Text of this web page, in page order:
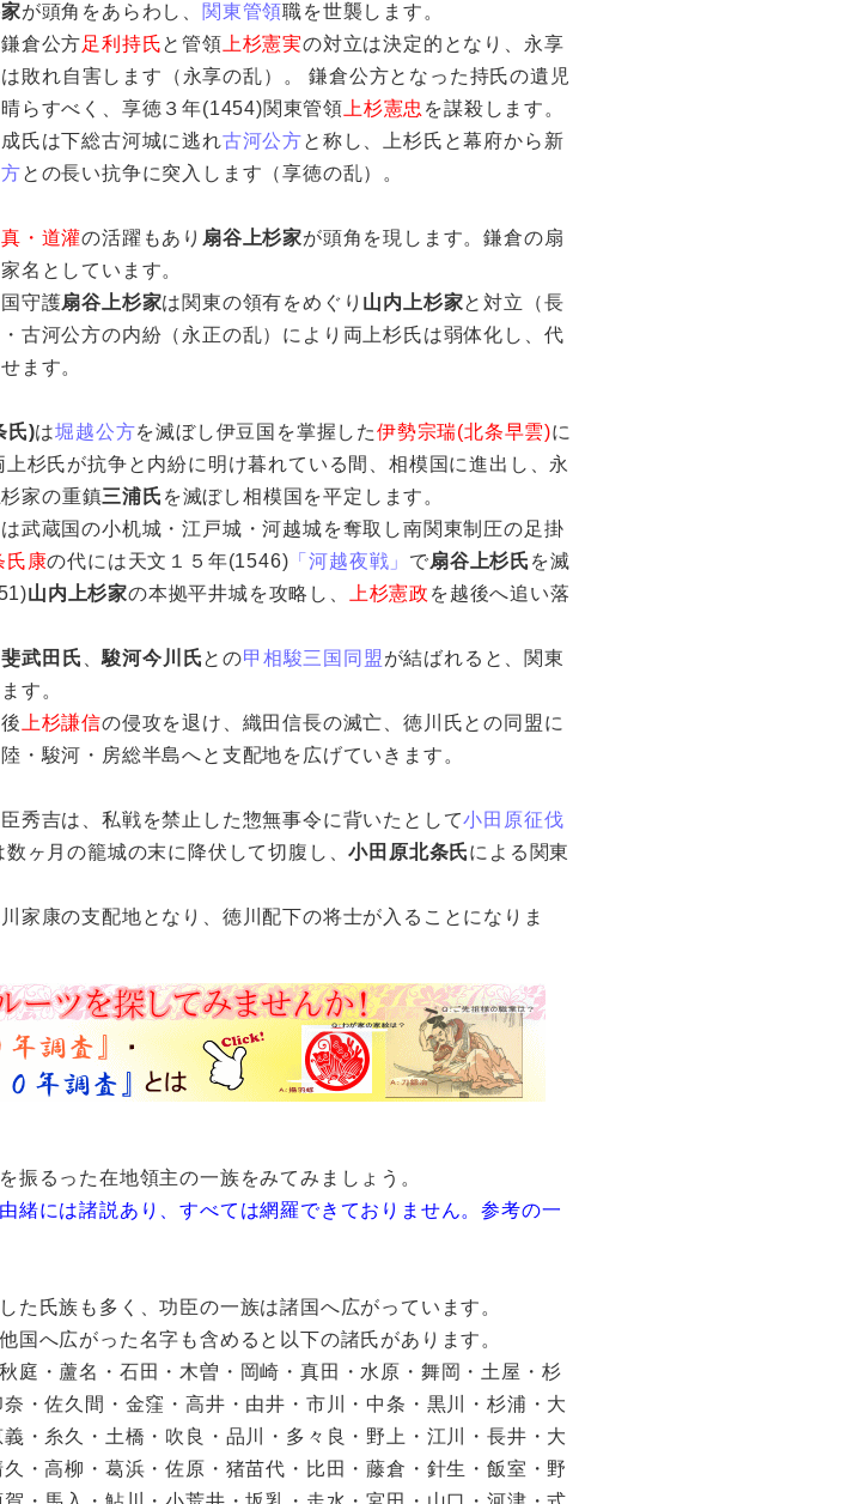
が頭角をあらわし、 関東管領職を世襲します。
倉公方足利持氏と管領 上杉憲実の対立は決定的となり、永享
敗れ自害します（永享の乱）。 鎌倉公方となった持氏の遺児
らすべく、享徳３年(1454)関東管領 上杉憲忠 を謀殺します。
氏は下総古河城に逃れ古河公方と称し、上杉氏と幕府から新
との長い抗争に突入します（享徳の乱）。
・道灌の活躍もあり 扇谷上杉家が頭角を現します。鎌倉の扇
名としています。
守護扇谷上杉家は関東の領有をめぐり 山内上杉家と対立（長
古河公方の内紛（永正の乱）により両上杉氏は弱体化し、代
ます。
氏)は堀越公方を滅ぼし伊豆国を掌握した伊勢宗瑞(北条早雲)に
杉氏が抗争と内紛に明け暮れている間、相模国に進出し、永
家の重鎮三浦氏 を滅ぼし相模国を平定します。
武蔵国の小机城・江戸城・河越城を奪取し南関東制圧の足掛
氏康の代には天文１５年(1546) 「河越夜戦」 で扇谷上杉氏 を滅
山内上杉家の本拠平井城を攻略し、 上杉憲政 を越後へ追い落
武田氏 、駿河今川氏との甲相駿三国同盟 が結ばれると、関東
す。
上杉謙信の侵攻を退け、織田信長の滅亡、徳川氏との同盟に
・駿河・房総半島へと支配地を広げていきます。
秀吉は、私戦を禁止した惣無事令に背いたとして小田原征伐
数ヶ月の籠城の末に降伏して切腹し、小田原北条氏による関東
家康の支配地となり、徳川配下の将士が入ることになりま
振るった在地領主の一族をみてみましょう。
緒には諸説あり、すべては網羅できておりません。参考の一
た氏族も多く、功臣の一族は諸国へ広がっています。
国へ広がった名字も含めると以下の諸氏があります。
庭・蘆名・石田・木曽・岡崎・真田・水原・舞岡・土屋・杉
・佐久間・金窪・高井・由井・市川・中条・黒川・杉浦・大
・糸久・土橋・吹良・品川・多々良・野上・江川・長井・大
・高柳・葛浜・佐原・猪苗代・比田・藤倉・針生・飯室・野